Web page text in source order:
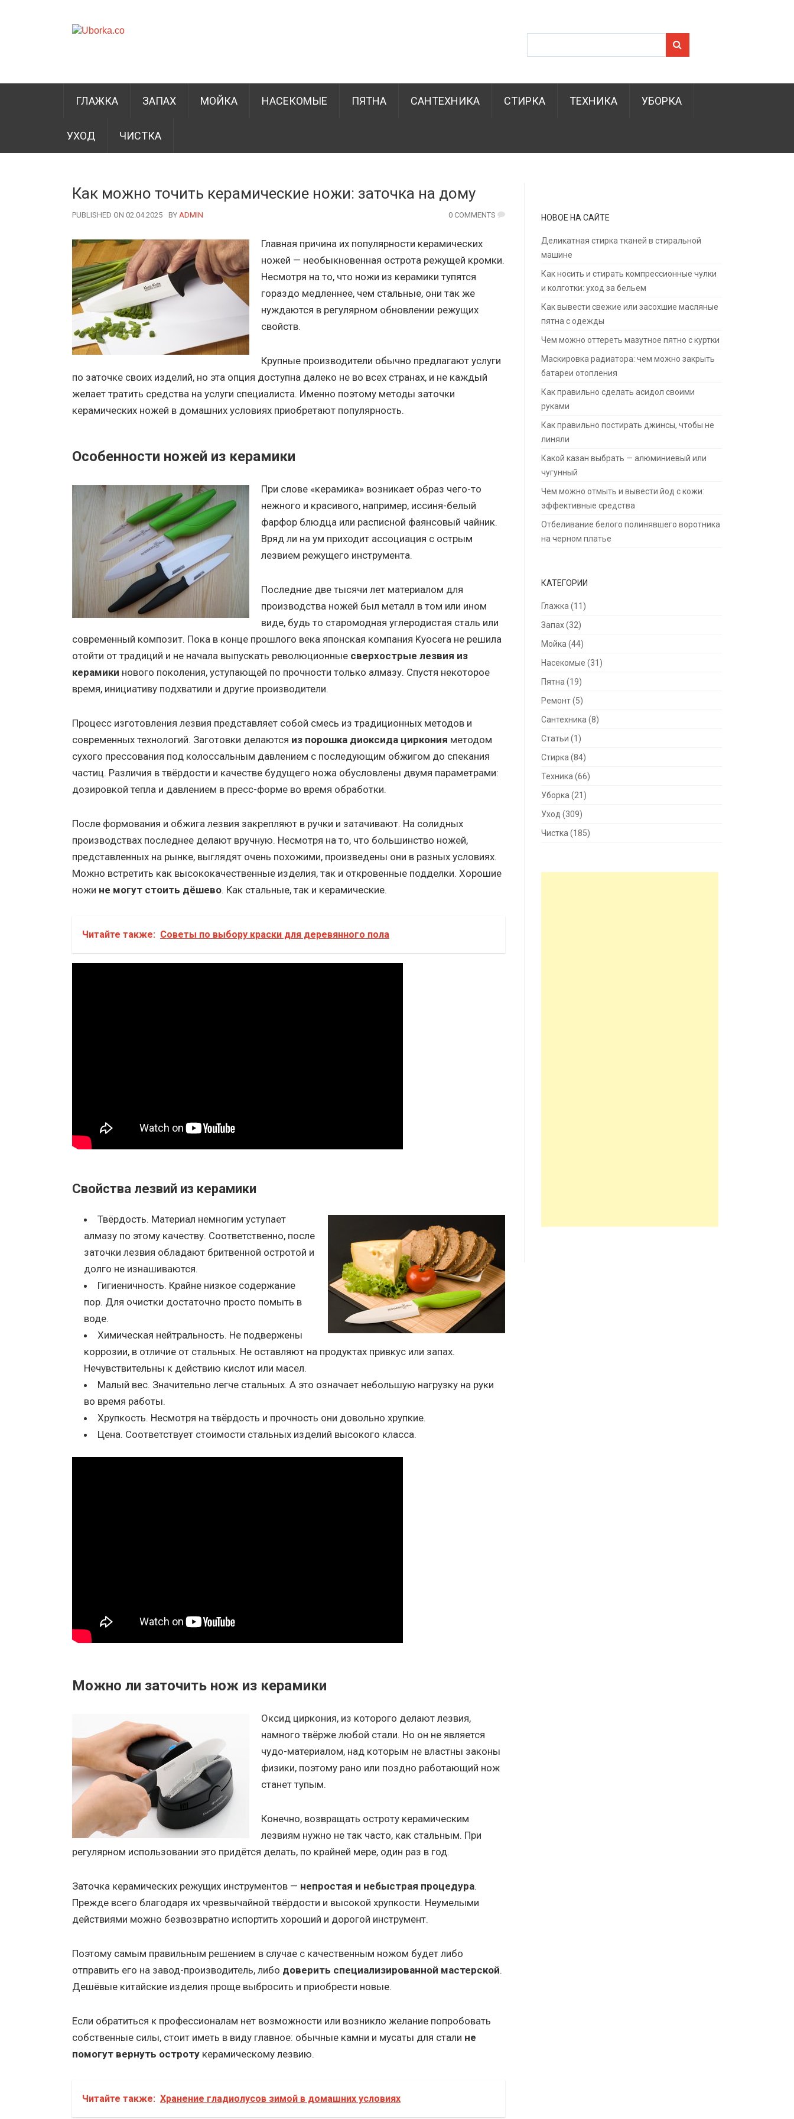
ГЛАЖКА ЗАПАХ МОЙКА НАСЕКОМЫЕ ПЯТНА САНТЕХНИКА СТИРКА ТЕХНИКА УБОРКА
УХОД ЧИСТКА
Как можно точить керамические ножи: заточка на дому
PUBLISHED ON 02.04.2025 BY AUTHOR
ADMIN 0 COMMENTS
Главная причина их популярности керамических
ножей — необыкновенная острота режущей кромки.
Несмотря на то, что ножи из керамики тупятся
гораздо медленнее, чем стальные, они так же
нуждаются в регулярном обновлении режущих
свойств.
Крупные производители обычно предлагают услуги
по заточке своих изделий, но эта опция доступна далеко не во всех странах, и не каждый
желает тратить средства на услуги специалиста. Именно поэтому методы заточки
керамических ножей в домашних условиях приобретают популярность.
Особенности ножей из керамики
При слове «керамика» возникает образ чего-то
нежного и красивого, например, иссиня-белый
фарфор блюдца или расписной фаянсовый чайник.
Вряд ли на ум приходит ассоциация с острым
лезвием режущего инструмента.
Последние две тысячи лет материалом для
производства ножей был металл в том или ином
виде, будь то старомодная углеродистая сталь или
современный композит. Пока в конце прошлого века японская компания Kyocera не решила
отойти от традиций и не начала выпускать революционные сверхострые лезвия из
керамики нового поколения, уступающей по прочности только алмазу. Спустя некоторое
время, инициативу подхватили и другие производители.
Процесс изготовления лезвия представляет собой смесь из традиционных методов и
современных технологий. Заготовки делаются из порошка диоксида циркония методом
сухого прессования под колоссальным давлением с последующим обжигом до спекания
частиц. Различия в твёрдости и качестве будущего ножа обусловлены двумя параметрами:
дозировкой тепла и давлением в пресс-форме во время обработки.
После формования и обжига лезвия закрепляют в ручки и затачивают. На солидных
производствах последнее делают вручную. Несмотря на то, что большинство ножей,
представленных на рынке, выглядят очень похожими, произведены они в разных условиях.
Можно встретить как высококачественные изделия, так и откровенные подделки. Хорошие
ножи не могут стоить дёшево. Как стальные, так и керамические.
Читайте также: Советы по выбору краски для деревянного пола
Свойства лезвий из керамики
Твёрдость. Материал немногим уступает
алмазу по этому качеству. Соответственно, после
заточки лезвия обладают бритвенной остротой и
долго не изнашиваются.
Гигиеничность. Крайне низкое содержание
пор. Для очистки достаточно просто помыть в
воде.
Химическая нейтральность. Не подвержены
коррозии, в отличие от стальных. Не оставляют на продуктах привкус или запах.
Нечувствительны к действию кислот или масел.
Малый вес. Значительно легче стальных. А это означает небольшую нагрузку на руки
во время работы.
Хрупкость. Несмотря на твёрдость и прочность они довольно хрупкие.
Цена. Соответствует стоимости стальных изделий высокого класса.
Можно ли заточить нож из керамики
Оксид циркония, из которого делают лезвия,
намного твёрже любой стали. Но он не является
чудо-материалом, над которым не властны законы
физики, поэтому рано или поздно работающий нож
станет тупым.
Конечно, возвращать остроту керамическим
лезвиям нужно не так часто, как стальным. При
регулярном использовании это придётся делать, по крайней мере, один раз в год.
Заточка керамических режущих инструментов — непростая и небыстрая процедура.
Прежде всего благодаря их чрезвычайной твёрдости и высокой хрупкости. Неумелыми
действиями можно безвозвратно испортить хороший и дорогой инструмент.
Поэтому самым правильным решением в случае с качественным ножом будет либо
отправить его на завод-производитель, либо доверить специализированной мастерской.
Дешёвые китайские изделия проще выбросить и приобрести новые.
Если обратиться к профессионалам нет возможности или возникло желание попробовать
собственные силы, стоит иметь в виду главное: обычные камни и мусаты для стали не
помогут вернуть остроту керамическому лезвию.
Читайте также: Хранение гладиолусов зимой в домашних условиях
НОВОЕ НА САЙТЕ
Деликатная стирка тканей в стиральной
машине
Как носить и стирать компрессионные чулки
и колготки: уход за бельем
Как вывести свежие или засохшие масляные
пятна с одежды
Чем можно оттереть мазутное пятно с куртки
Маскировка радиатора: чем можно закрыть
батареи отопления
Как правильно сделать асидол своими
руками
Как правильно постирать джинсы, чтобы не
линяли
Какой казан выбрать — алюминиевый или
чугунный
Чем можно отмыть и вывести йод с кожи:
эффективные средства
Отбеливание белого полинявшего воротника
на черном платье
КАТЕГОРИИ
Глажка (11)
Запах(32)
Мойка (44)
Насекомые (31)
Пятна (19)
Ремонт(5)
Сантехника (8)
Статьи (1)
Стирка (84)
Техника (66)
Уборка (21)
Уход (309)
Чистка (185)